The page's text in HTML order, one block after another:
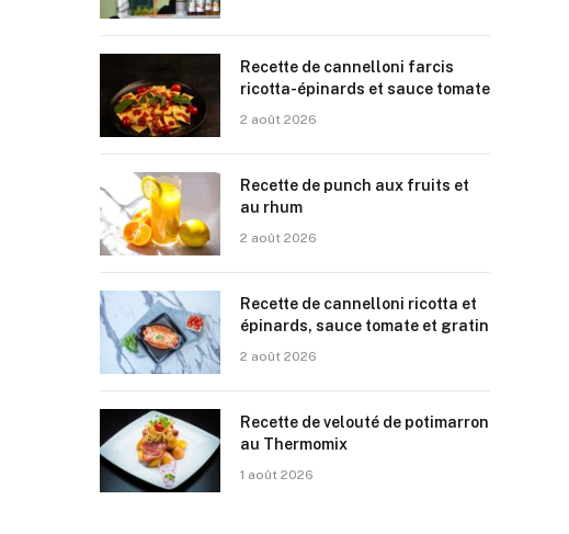
Recette de cannelloni farcis
ricotta-épinards et sauce tomate
2 août 2026
Recette de punch aux fruits et
au rhum
2 août 2026
Recette de cannelloni ricotta et
épinards, sauce tomate et gratin
2 août 2026
Recette de velouté de potimarron
au Thermomix
1 août 2026